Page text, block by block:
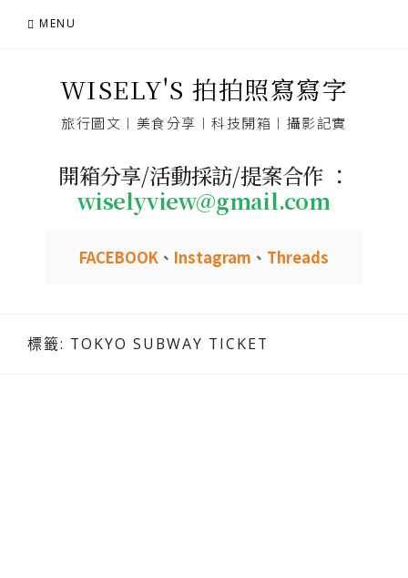
MENU
WISELY'S 拍拍照寫寫字
旅行圖文︱美食分享︱科技開箱︱攝影記實
開箱分享/活動採訪/提案合作 ：
wiselyview@gmail.com
FACEBOOK 、 Instagram 、 Threads
標籤: TOKYO SUBWAY TICKET